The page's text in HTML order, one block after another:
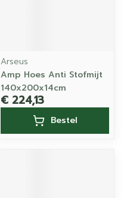
Arseus
Amp Hoes Anti Stofmijt
140x200x14cm
€ 224,13
Bestel